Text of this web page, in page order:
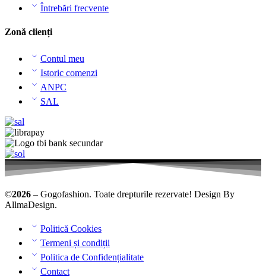
Întrebări frecvente
Zonă clienți
Contul meu
Istoric comenzi
ANPC
SAL
©2026 – Gogofashion. Toate drepturile rezervate! Design By
AllmaDesign.
Politică Cookies
Termeni și condiții
Politica de Confidențialitate
Contact